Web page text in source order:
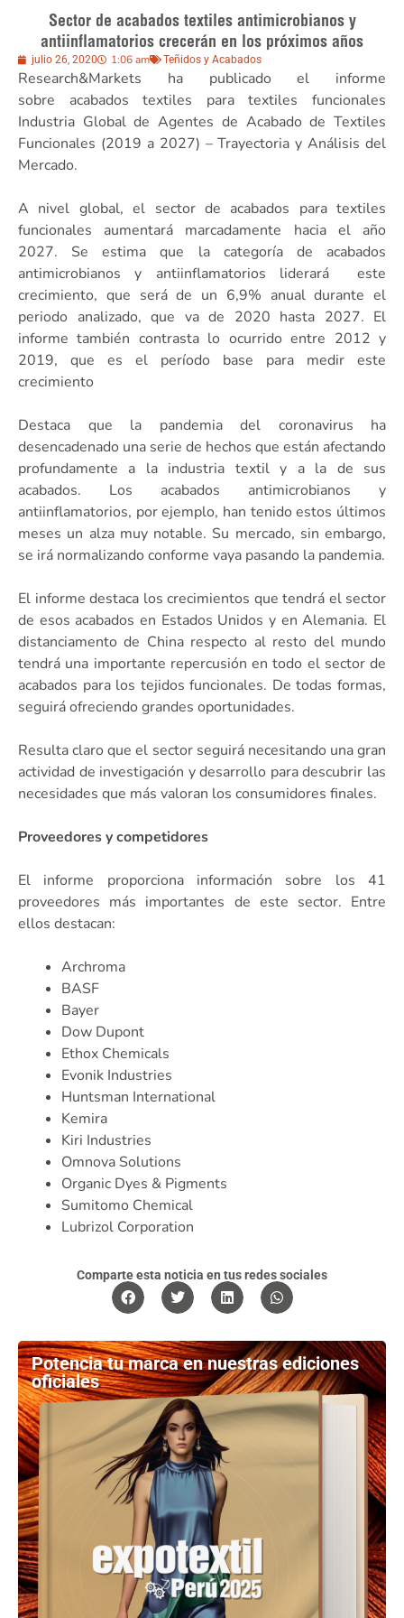
Sector de acabados textiles antimicrobianos y
antiinflamatorios crecerán en los próximos años
julio 26, 2020 1:06 am Teñidos y Acabados
Research&Markets ha publicado el informe
sobre acabados textiles para textiles funcionales
Industria Global de Agentes de Acabado de Textiles
Funcionales (2019 a 2027) – Trayectoria y Análisis del
Mercado.
A nivel global, el sector de acabados para textiles
funcionales aumentará marcadamente hacia el año
2027. Se estima que la categoría de acabados
antimicrobianos y antiinflamatorios liderará este
crecimiento, que será de un 6,9% anual durante el
periodo analizado, que va de 2020 hasta 2027. El
informe también contrasta lo ocurrido entre 2012 y
2019, que es el período base para medir este
crecimiento
Destaca que la pandemia del coronavirus ha
desencadenado una serie de hechos que están afectando
profundamente a la industria textil y a la de sus
acabados. Los acabados antimicrobianos y
antiinflamatorios, por ejemplo, han tenido estos últimos
meses un alza muy notable. Su mercado, sin embargo,
se irá normalizando conforme vaya pasando la pandemia.
El informe destaca los crecimientos que tendrá el sector
de esos acabados en Estados Unidos y en Alemania. El
distanciamento de China respecto al resto del mundo
tendrá una importante repercusión en todo el sector de
acabados para los tejidos funcionales. De todas formas,
seguirá ofreciendo grandes oportunidades.
Resulta claro que el sector seguirá necesitando una gran
actividad de investigación y desarrollo para descubrir las
necesidades que más valoran los consumidores finales.
Proveedores y competidores
El informe proporciona información sobre los 41
proveedores más importantes de este sector. Entre
ellos destacan:
Archroma
BASF
Bayer
Dow Dupont
Ethox Chemicals
Evonik Industries
Huntsman International
Kemira
Kiri Industries
Omnova Solutions
Organic Dyes & Pigments
Sumitomo Chemical
Lubrizol Corporation
Comparte esta noticia en tus redes sociales
Potencia tu marca en nuestras ediciones
oficiales